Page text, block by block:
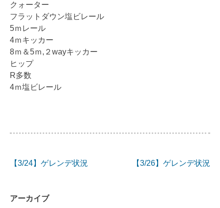
クォーター
フラットダウン塩ビレール
5ｍレール
4ｍキッカー
8ｍ＆5ｍ,２wayキッカー
ヒップ
R多数
4ｍ塩ビレール
稿
【3/24】ゲレンデ状況 【3/26】ゲレンデ状況
アーカイブ